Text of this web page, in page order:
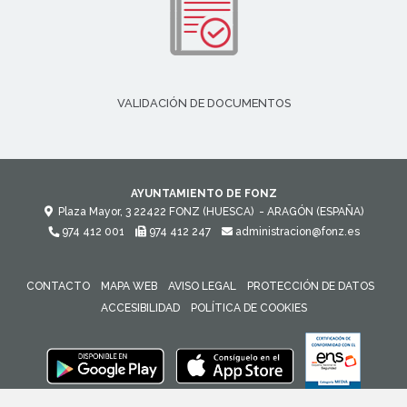
VALIDACIÓN DE DOCUMENTOS
AYUNTAMIENTO DE FONZ
Plaza Mayor, 3 22422 FONZ (HUESCA) - ARAGÓN (ESPAÑA)
974 412 001
974 412 247 administracion@fonz.es
CONTACTO MAPA WEB AVISO LEGAL
PROTECCIÓN DE DATOS
ACCESIBILIDAD
POLÍTICA DE COOKIES